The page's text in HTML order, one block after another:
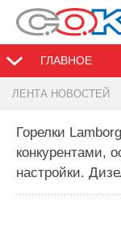
ГЛАВНОЕ
ЛЕНТА НОВОСТЕЙ
Горелки
конкурентами,
настройки.